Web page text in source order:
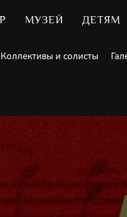
МУЗЕЙ ДЕТЯМ
Коллективы и солисты